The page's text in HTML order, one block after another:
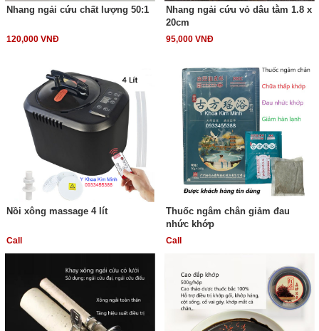
Nhang ngải cứu chất lượng 50:1
120,000 VNĐ
Nhang ngải cứu vỏ dâu tằm 1.8 x
20cm
95,000 VNĐ
Nồi xông massage 4 lít
Call
Thuốc ngâm chân giảm đau
nhức khớp
Call